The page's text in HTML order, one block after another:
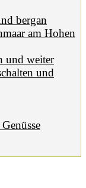
bergan
am Hohen
und weiter
und